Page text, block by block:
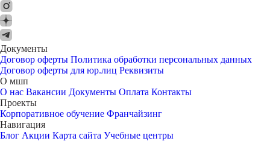
Документы
Договор оферты Политика обработки персональных данных
Договор оферты для юр.лиц Реквизиты
О мшп
О нас Вакансии Документы Оплата Контакты
Проекты
Корпоративное обучение Франчайзинг
Навигация
Блог Акции Карта сайта Учебные центры